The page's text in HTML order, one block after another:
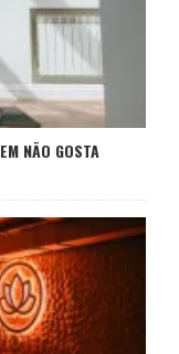
NÃO GOSTA